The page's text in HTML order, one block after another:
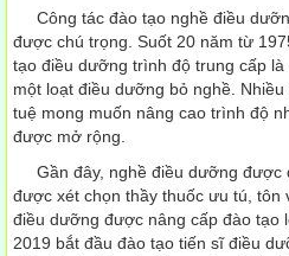
Công tác đào tạo nghề điều
được chú trọng. Suốt 20 năm từ
tạo điều dưỡng trình độ trung cấp
một loạt điều dưỡng bỏ nghề.
tuệ mong muốn nâng cao trình độ
được mở rộng.
Gần đây, nghề điều dưỡng được
được xét chọn thầy thuốc ưu tú, tôn
điều dưỡng được nâng cấp đào tạo
2019 bắt đầu đào tạo tiến sĩ điều